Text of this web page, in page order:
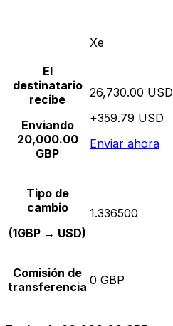
Xe
El
destinatario
recibe
Enviando
20,000.00
GBP
26,730.00 USD
+359.79 USD
Enviar ahora
Tipo de
cambio
(1GBP → USD)
1.336500
Comisión de
transferencia 0 GBP